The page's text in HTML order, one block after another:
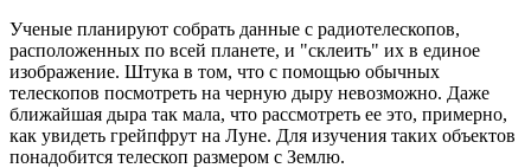
Ученые планируют собрать данные с радиотелескопов,
расположенных по всей планете, и "склеить" их в единое
изображение. Штука в том, что с помощью обычных
телескопов посмотреть на черную дыру невозможно. Даже
ближайшая дыра так мала, что рассмотреть ее это, примерно,
как увидеть грейпфрут на Луне. Для изучения таких объектов
понадобится телескоп размером с Землю.